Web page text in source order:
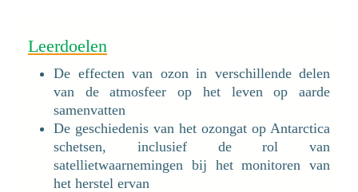
Leerdoelen
De effecten van ozon in verschillende delen
van de atmosfeer op het leven op aarde
samenvatten
De geschiedenis van het ozongat op Antarctica
schetsen, inclusief de rol van
satellietwaarnemingen bij het monitoren van
het herstel ervan